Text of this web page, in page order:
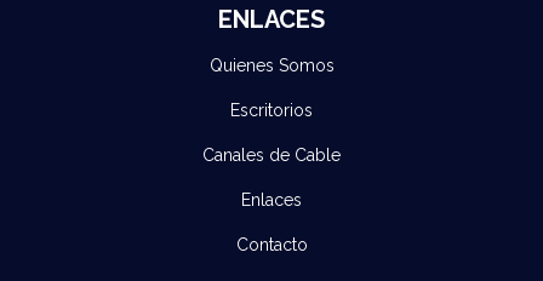
ENLACES
Quienes Somos
Escritorios
Canales de Cable
Enlaces
Contacto